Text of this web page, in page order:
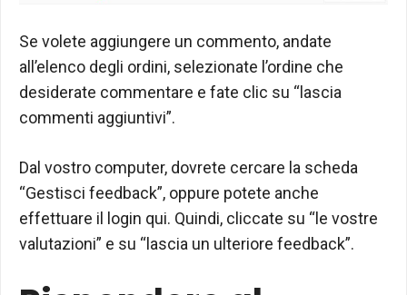
Se volete aggiungere un commento, andate
all’elenco degli ordini, selezionate l’ordine che
desiderate commentare e fate clic su “lascia
commenti aggiuntivi”.
Dal vostro computer, dovrete cercare la scheda
“Gestisci feedback”, oppure potete anche
effettuare il login qui. Quindi, cliccate su “le vostre
valutazioni” e su “lascia un ulteriore feedback”.